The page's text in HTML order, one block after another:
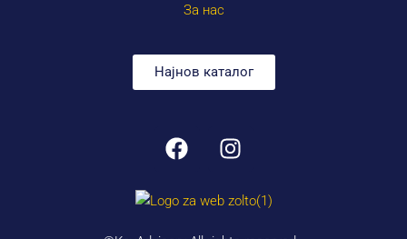
За нас
Најнов каталог